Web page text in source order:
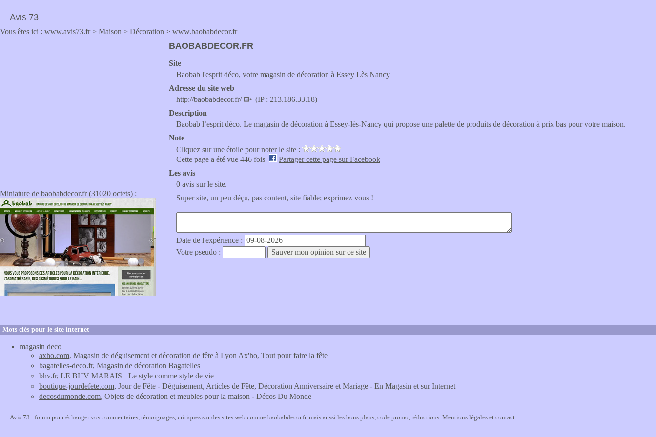
Avis 73
Vous êtes ici : www.avis73.fr> Maison > Décoration > www.baobabdecor.fr
Miniature de baobabdecor.fr (31020 octets) :
BAOBABDECOR.FR
Site
Baobab l'esprit déco, votre magasin de décoration à Essey Lès Nancy
Adresse du site web
http://baobabdecor.fr/
(IP : 213.186.33.18)
Description
Baobab l’esprit déco. Le magasin de décoration à Essey-lès-Nancy qui propose une palette de produits de décoration à prix bas pour votre maison.
Note
Cliquez sur une étoile pour noter le site :
Cette page a été vue 446 fois.
Partager cette page sur Facebook
Les avis
0 avis sur le site.
Super site, un peu déçu, pas content, site fiable; exprimez-vous !
Date de l'expérience :
Votre pseudo :
Mots clés pour le site internet
magasin deco
axho.com, Magasin de déguisement et décoration de fête à Lyon Ax'ho, Tout pour faire la fête
bagatelles-deco.fr, Magasin de décoration Bagatelles
bhv.fr, LE BHV MARAIS - Le style comme style de vie
boutique-jourdefete.com, Jour de Fête - Déguisement, Articles de Fête, Décoration Anniversaire et Mariage - En Magasin et sur Internet
decosdumonde.com, Objets de décoration et meubles pour la maison - Décos Du Monde
Avis 73 : forum pour échanger vos commentaires, témoignages, critiques sur des sites web comme baobabdecor.fr, mais aussi les bons plans, code promo, réductions. Mentions légales et contact.